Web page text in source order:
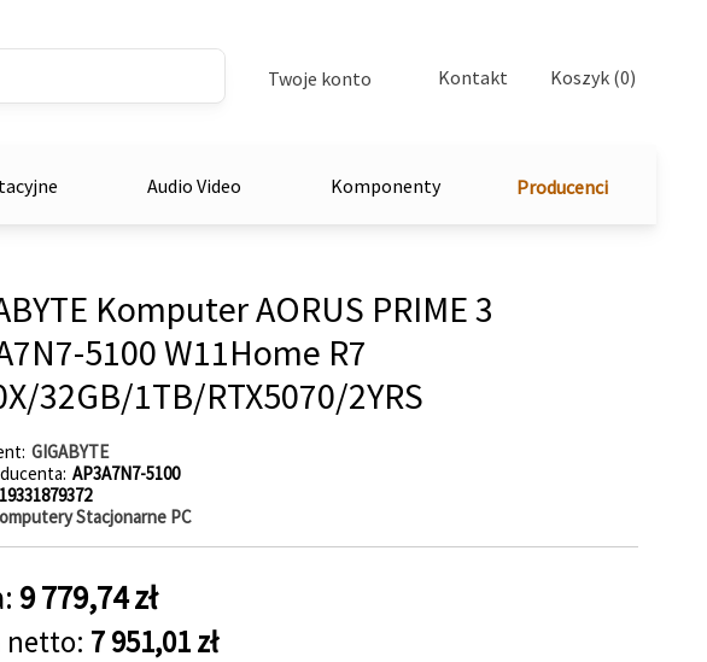
Twoje konto Kontakt Koszyk (0)
Audio Video Komponenty Producenci
Komputer AORUS PRIME 3
5100 W11Home R7
32GB/1TB/RTX5070/2YRS
GIGABYTE
AP3A7N7-5100
Stacjonarne PC
9 779,74 zł
netto: 7 951,01 zł